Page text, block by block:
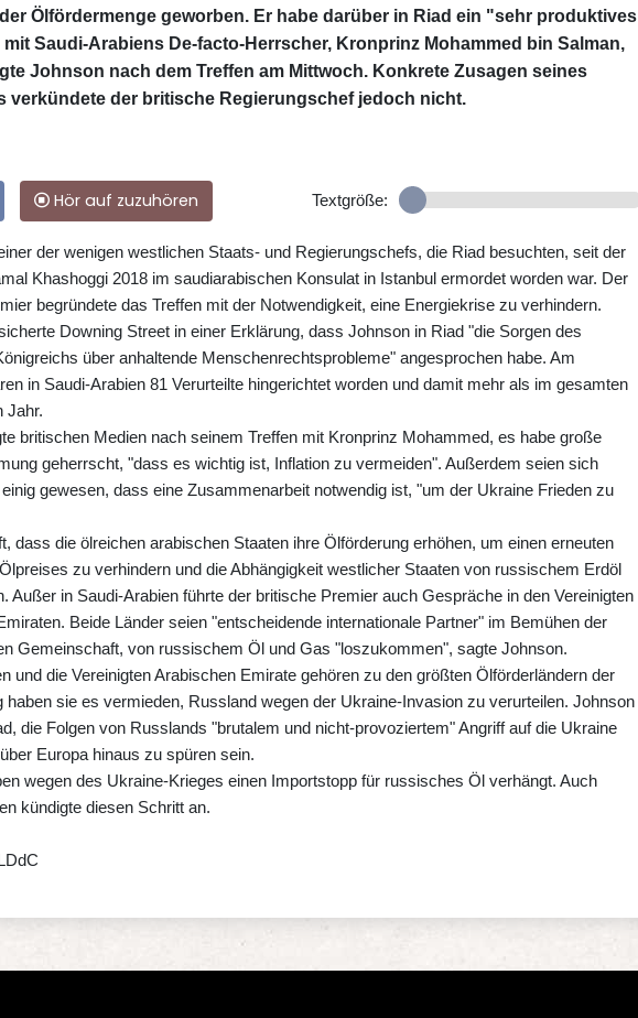
Ölfördermenge geworben. Er habe darüber in Riad ein "sehr produktives
Saudi-Arabiens De-facto-Herrscher, Kronprinz Mohammed bin Salman,
Johnson nach dem Treffen am Mittwoch. Konkrete Zusagen seines
verkündete der britische Regierungschef jedoch nicht.
Hör auf zuzuhören Textgröße:
der wenigen westlichen Staats- und Regierungschefs, die Riad besuchten, seit der
Khashoggi 2018 im saudiarabischen Konsulat in Istanbul ermordet worden war. Der
begründete das Treffen mit der Notwendigkeit, eine Energiekrise zu verhindern.
Downing Street in einer Erklärung, dass Johnson in Riad "die Sorgen des
über anhaltende Menschenrechtsprobleme" angesprochen habe. Am
in Saudi-Arabien 81 Verurteilte hingerichtet worden und damit mehr als im gesamten
Jahr.
britischen Medien nach seinem Treffen mit Kronprinz Mohammed, es habe große
geherrscht, "dass es wichtig ist, Inflation zu vermeiden". Außerdem seien sich
gewesen, dass eine Zusammenarbeit notwendig ist, "um der Ukraine Frieden zu
dass die ölreichen arabischen Staaten ihre Ölförderung erhöhen, um einen erneuten
zu verhindern und die Abhängigkeit westlicher Staaten von russischem Erdöl
Außer in Saudi-Arabien führte der britische Premier auch Gespräche in den Vereinigten
Beide Länder seien "entscheidende internationale Partner" im Bemühen der
Gemeinschaft, von russischem Öl und Gas "loszukommen", sagte Johnson.
und die Vereinigten Arabischen Emirate gehören zu den größten Ölförderländern der
haben sie es vermieden, Russland wegen der Ukraine-Invasion zu verurteilen. Johnson
die Folgen von Russlands "brutalem und nicht-provoziertem" Angriff auf die Ukraine
Europa hinaus zu spüren sein.
wegen des Ukraine-Krieges einen Importstopp für russisches Öl verhängt. Auch
kündigte diesen Schritt an.